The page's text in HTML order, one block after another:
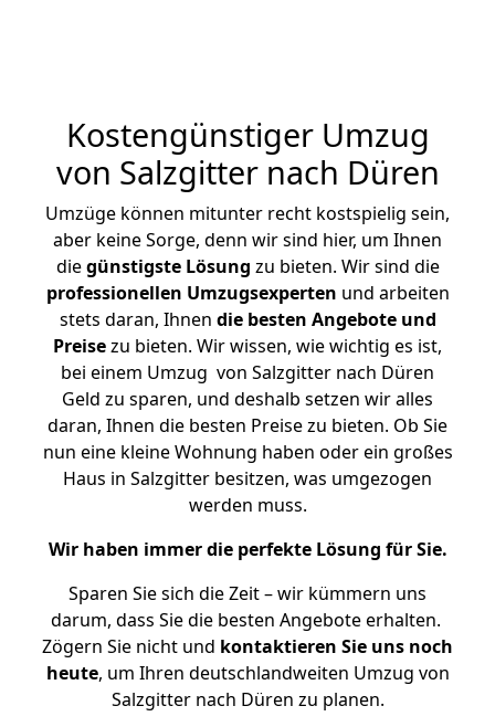
Kostengünstiger Umzug
von Salzgitter nach Düren
Umzüge können mitunter recht kostspielig sein,
aber keine Sorge, denn wir sind hier, um Ihnen
diegünstigste Lösung zu bieten. Wir sind die
professionellen Umzugsexperten und arbeiten
stets daran, Ihnen die besten Angebote und
Preisezu bieten. Wir wissen, wie wichtig es ist,
bei einem Umzug von Salzgitter nach Düren
Geld zu sparen, und deshalb setzen wir alles
daran, Ihnen die besten Preise zu bieten. Ob Sie
nun eine kleine Wohnung haben oder ein großes
Haus in Salzgitter besitzen, was umgezogen
werden muss.
Wir haben immer die perfekte Lösung für Sie.
Sparen Sie sich die Zeit – wir kümmern uns
darum, dass Sie die besten Angebote erhalten.
Zögern Sie nicht und kontaktieren Sie uns noch
heute, um Ihren deutschlandweiten Umzug von
Salzgitter nach Düren zu planen.